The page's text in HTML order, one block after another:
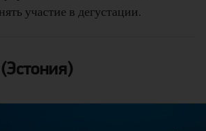
участие в дегустации.